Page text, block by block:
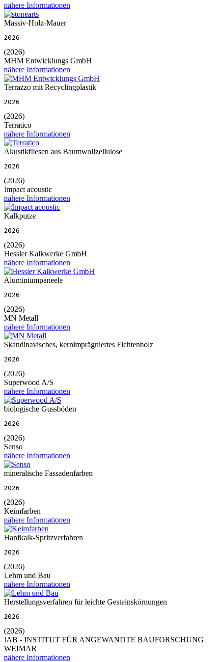
nähere Informationen
Massiv-Holz-Mauer
2026
(2026)
MHM Entwicklungs GmbH
nähere Informationen
Terrazzo mit Recyclingplastik
2026
(2026)
Terratico
nähere Informationen
Akustikfliesen aus Baumwollzellulose
2026
(2026)
Impact acoustic
nähere Informationen
Kalkputze
2026
(2026)
Hessler Kalkwerke GmbH
nähere Informationen
Aluminiumpaneele
2026
(2026)
MN Metall
nähere Informationen
Skandinavisches, kernimprägniertes Fichtenholz
2026
(2026)
Superwood A/S
nähere Informationen
biologische Gussböden
2026
(2026)
Senso
nähere Informationen
mineralische Fassadenfarben
2026
(2026)
Keimfarben
nähere Informationen
Hanfkalk-Spritzverfahren
2026
(2026)
Lehm und Bau
nähere Informationen
Herstellungsverfahren für leichte Gesteinskörnungen
2026
(2026)
IAB - INSTITUT FÜR ANGEWANDTE BAUFORSCHUNG
WEIMAR
nähere Informationen